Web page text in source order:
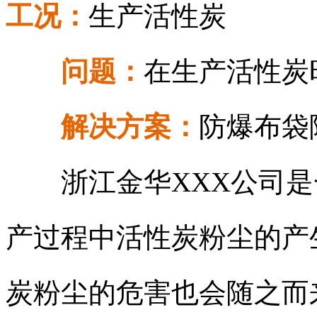
工况： 生产活性炭
问题： 在生产活性
解决方案： 防爆布
浙江金华XXX公司是
产过程中活性炭粉尘的
炭粉尘的危害也会随之